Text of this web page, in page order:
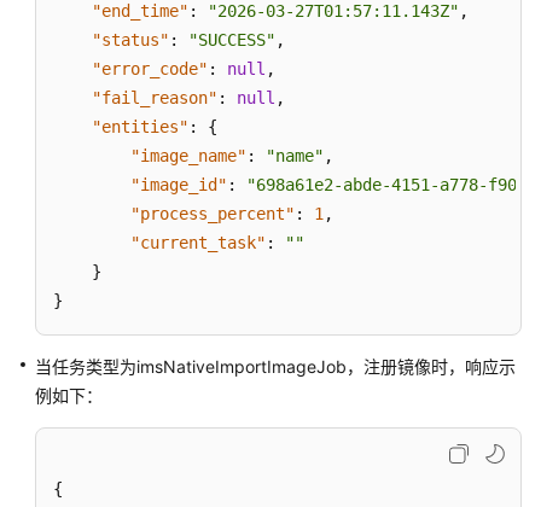
"end_time" : "2026-03-27T01:57:11.143Z" ,
"status" : "SUCCESS" ,
"error_code" : null ,
"fail_reason" : null ,
"entities" :
{
"image_name" : "name" ,
"image_id" :
"698a61e2-abde-4151-a778-
"process_percent" : 1 ,
"current_task" :
""
}
}
当任务类型为imsNativeImportImageJob，注册镜像时，响应示
例如下：
{